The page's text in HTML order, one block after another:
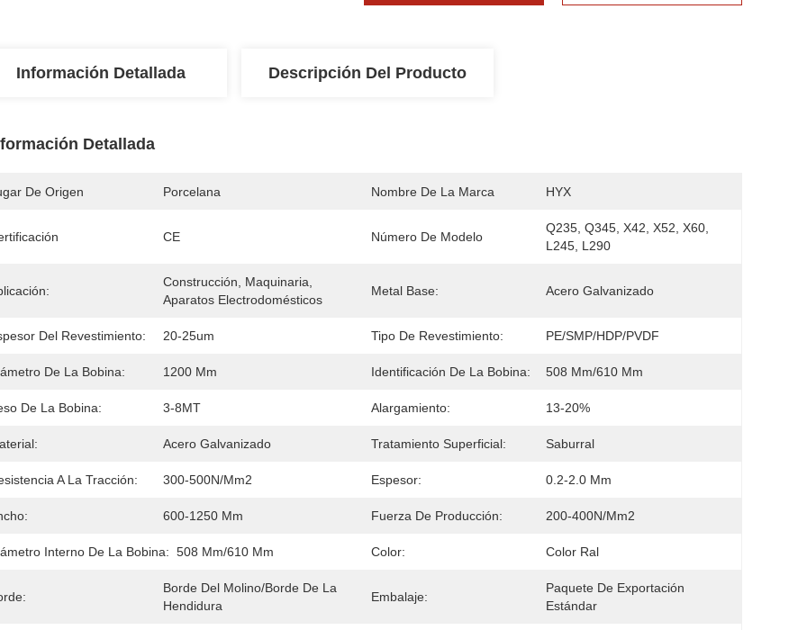
Información Detallada Descripción Del Producto
Detallada
De Origen Porcelana Nombre De La Marca HYX
CE Número De Modelo
Q235, Q345, X42, X52, X60,
L245, L290
Construcción, Maquinaria,
Aparatos Electrodomésticos
Metal Base: Acero Galvanizado
Del Revestimiento: 20-25um Tipo De Revestimiento: PE/SMP/HDP/PVDF
De La Bobina: 1200 Mm Identificación De La Bobina: 508 Mm/610 Mm
De La Bobina: 3-8MT Alargamiento: 13-20%
Acero Galvanizado Tratamiento Superficial: Saburral
A La Tracción: 300-500N/mm2 Espesor: 0.2-2.0 Mm
600-1250 Mm Fuerza De Producción: 200-400N/mm2
Interno De La Bobina: 508 Mm/610 Mm Color: Color Ral
Borde Del Molino/borde De La
Hendidura
Embalaje:
Paquete De Exportación
Estándar